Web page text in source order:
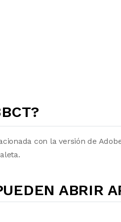
con la versión de
ABRIR